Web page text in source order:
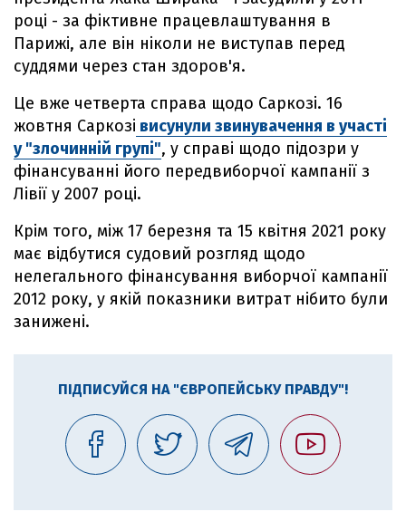
році - за фіктивне працевлаштування в
Парижі, але він ніколи не виступав перед
суддями через стан здоров'я.
Це вже четверта справа щодо Саркозі. 16
жовтня Саркозі висунули звинувачення в участі
у "злочинній групі", у справі щодо підозри у
фінансуванні його передвиборчої кампанії з
Лівії у 2007 році.
Крім того, між 17 березня та 15 квітня 2021 року
має відбутися судовий розгляд щодо
нелегального фінансування виборчої кампанії
2012 року, у якій показники витрат нібито були
занижені.
ПІДПИСУЙСЯ НА "ЄВРОПЕЙСЬКУ ПРАВДУ"!